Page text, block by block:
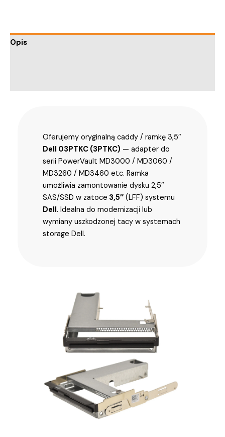
Opis
Oferujemy oryginalną caddy / ramkę 3,5″
Dell 03PTKC (3PTKC) — adapter do
serii PowerVault MD3000 / MD3060 /
MD3260 / MD3460 etc. Ramka
umożliwia zamontowanie dysku 2,5″
SAS/SSD w zatoce 3,5″ (LFF) systemu
Dell. Idealna do modernizacji lub
wymiany uszkodzonej tacy w systemach
storage Dell.